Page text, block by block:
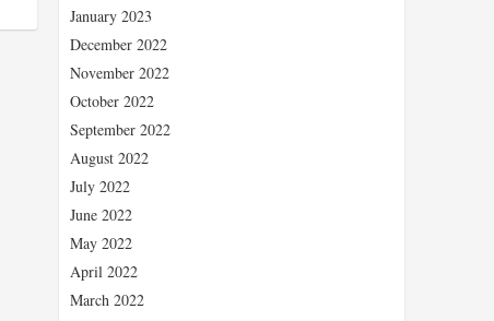
January 2023
December 2022
November 2022
October 2022
September 2022
August 2022
July 2022
June 2022
May 2022
April 2022
March 2022